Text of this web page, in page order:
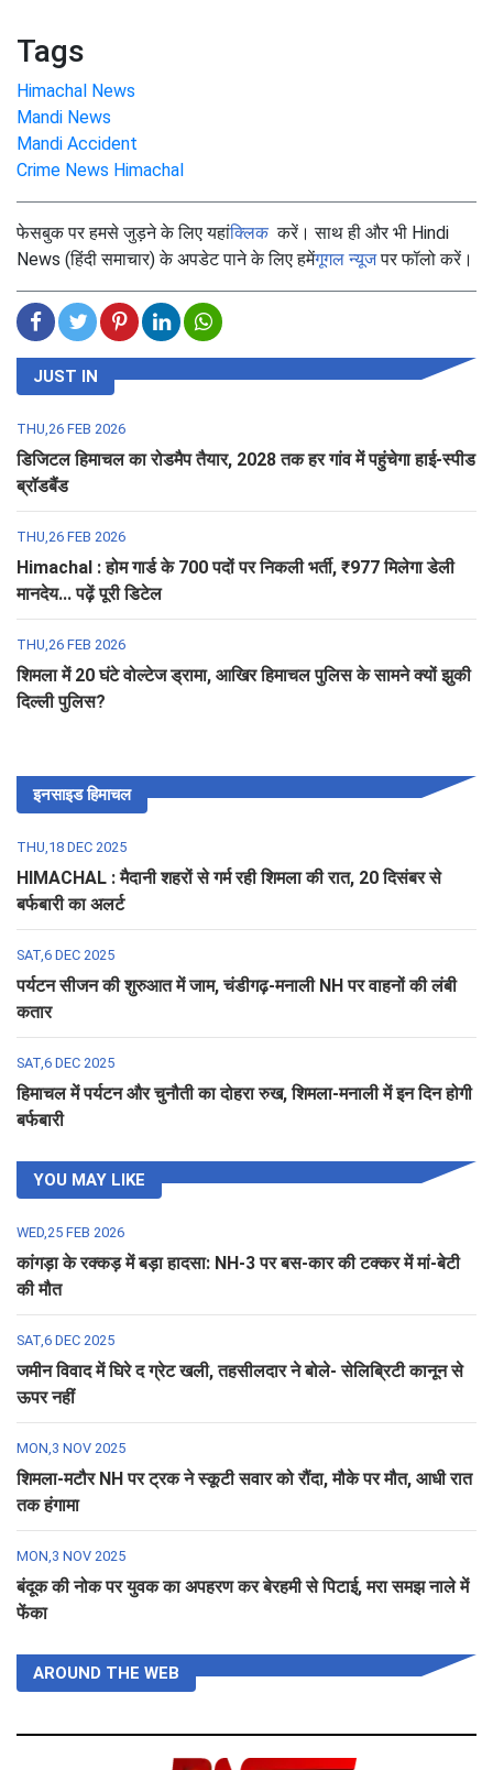
Tags
Himachal News
Mandi News
Mandi Accident
Crime News Himachal
फेसबुक पर हमसे जुड़ने के लिए यहांक्लिककरें। साथ ही और भी Hindi
News (हिंदी समाचार) के अपडेट पाने के लिए हमेंगूगल न्यूजपर फॉलो करें।
JUST IN
THU,26 FEB 2026
डिजिटल हिमाचल का रोडमैप तैयार, 2028 तक हर गांव में पहुंचेगा हाई-स्पीड
ब्रॉडबैंड
THU,26 FEB 2026
Himachal : होम गार्ड के 700 पदों पर निकली भर्ती, ₹977 मिलेगा डेली
मानदेय... पढ़ें पूरी डिटेल
THU,26 FEB 2026
शिमला में 20 घंटे वोल्टेज ड्रामा, आखिर हिमाचल पुलिस के सामने क्यों झुकी
दिल्ली पुलिस?
इनसाइड हिमाचल
THU,18 DEC 2025
HIMACHAL : मैदानी शहरों से गर्म रही शिमला की रात, 20 दिसंबर से
बर्फबारी का अलर्ट
SAT,6 DEC 2025
पर्यटन सीजन की शुरुआत में जाम, चंडीगढ़-मनाली NH पर वाहनों की लंबी
कतार
SAT,6 DEC 2025
हिमाचल में पर्यटन और चुनौती का दोहरा रुख, शिमला-मनाली में इन दिन होगी
बर्फबारी
YOU MAY LIKE
WED,25 FEB 2026
कांगड़ा के रक्कड़ में बड़ा हादसा: NH-3 पर बस-कार की टक्कर में मां-बेटी
की मौत
SAT,6 DEC 2025
जमीन विवाद में घिरे द ग्रेट खली, तहसीलदार ने बोले- सेलिब्रिटी कानून से
ऊपर नहीं
MON,3 NOV 2025
शिमला-मटौर NH पर ट्रक ने स्कूटी सवार को रौंदा, मौके पर मौत, आधी रात
तक हंगामा
MON,3 NOV 2025
बंदूक की नोक पर युवक का अपहरण कर बेरहमी से पिटाई, मरा समझ नाले में
फेंका
AROUND THE WEB